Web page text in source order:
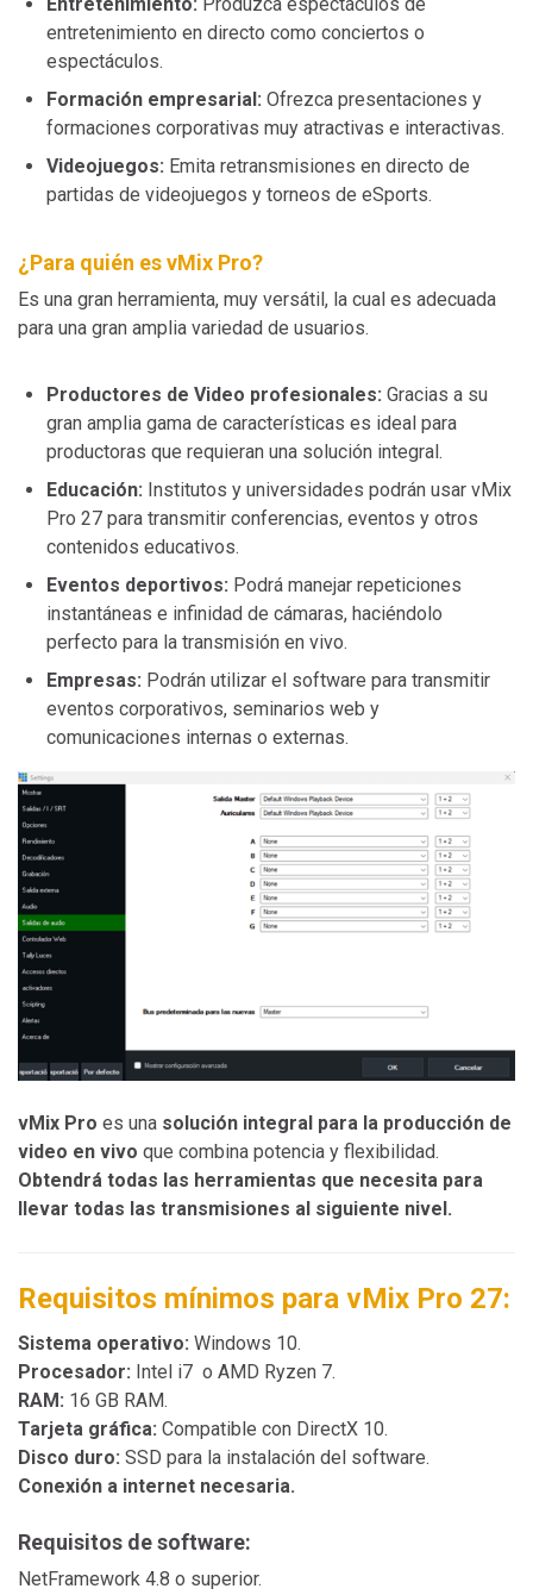
entretenimiento en directo como conciertos o
espectáculos.
Formación empresarial: Ofrezca presentaciones y
formaciones corporativas muy atractivas e interactivas.
Videojuegos: Emita retransmisiones en directo de
partidas de videojuegos y torneos de eSports.
¿Para quién es vMix Pro?
Es una gran herramienta, muy versátil, la cual es adecuada
para una gran amplia variedad de usuarios.
Productores de Video profesionales: Gracias a su
gran amplia gama de características es ideal para
productoras que requieran una solución integral.
Educación: Institutos y universidades podrán usar vMix
Pro 27 para transmitir conferencias, eventos y otros
contenidos educativos.
Eventos deportivos: Podrá manejar repeticiones
instantáneas e infinidad de cámaras, haciéndolo
perfecto para la transmisión en vivo.
Empresas: Podrán utilizar el software para transmitir
eventos corporativos, seminarios web y
comunicaciones internas o externas.
vMix Pro es una solución integral para la producción de
video en vivo que combina potencia y flexibilidad.
Obtendrá todas las herramientas que necesita para
llevar todas las transmisiones al siguiente nivel.
Requisitos mínimos para vMix Pro 27:
Sistema operativo: Windows 10.
Procesador: Intel i7 o AMD Ryzen 7.
RAM: 16 GB RAM.
Tarjeta gráfica: Compatible con DirectX 10.
Disco duro: SSD para la instalación del software.
Conexión a internet necesaria.
Requisitos de software:
NetFramework 4.8 o superior.